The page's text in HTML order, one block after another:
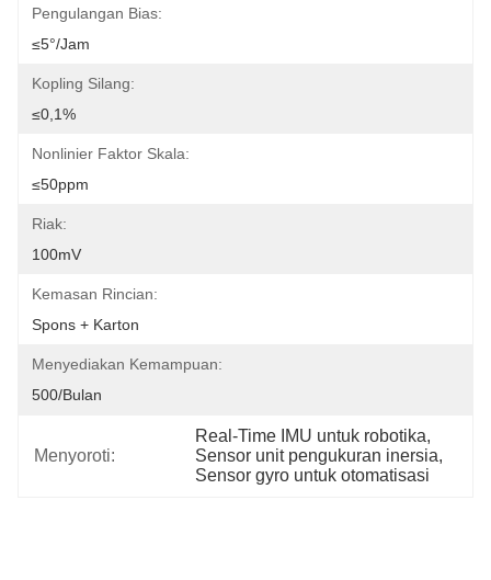
Pengulangan Bias:
≤5°/jam
Kopling Silang:
≤0,1%
Nonlinier Faktor Skala:
≤50ppm
Riak:
100mV
Kemasan Rincian:
Spons + Karton
Menyediakan Kemampuan:
500/bulan
Menyoroti:
Real-Time IMU untuk robotika,
Sensor unit pengukuran inersia,
Sensor gyro untuk otomatisasi